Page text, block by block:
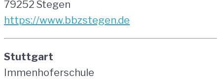
79252 Stegen
https://www.bbzstegen.de
Stuttgart
Immenhoferschule